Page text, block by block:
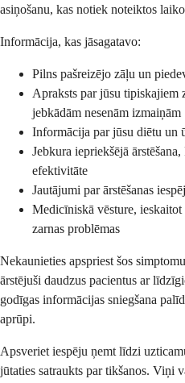
asiņošanu, kas notiek noteiktos
Informācija, kas jāsagatavo:
Pilns pašreizējo zāļu un
Apraksts par jūsu tipiskajiem
jebkādām nesenām izmaiņām
Informācija par jūsu diētu un
Jebkura iepriekšējā
efektivitāte
Jautājumi par ārstēšanas
Medicīniskā vēsture, ieskaitot
zarnas problēmas
Nekaunieties apspriest šos
ārstējuši daudzus pacientus ar
godīgas informācijas sniegšana
aprūpi.
Apsveriet iespēju ņemt līdzi
jūtaties satraukts par tikšanos. Viņi